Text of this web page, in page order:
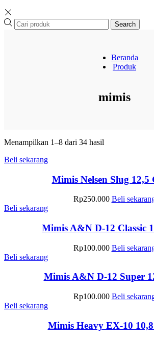
Search
Beranda
Produk
mimis
Menampilkan 1–8 dari 34 hasil
Beli sekarang
Mimis Nelsen Slug 12,5
Rp250.000 Beli
Beli sekarang
Mimis A&N D-12 Classic
Rp100.000 Beli
Beli sekarang
Mimis A&N D-12 Super
Rp100.000 Beli
Beli sekarang
Mimis Heavy EX-10